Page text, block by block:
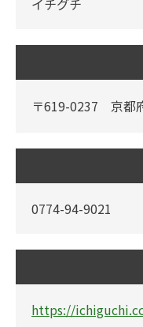
イチグチ
〒619-0237 京都
0774-94-9021
https://